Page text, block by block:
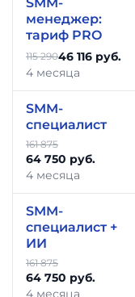
менеджер:
тариф PRO
115 29046 116 руб.
4 месяца
SMM-
специалист
161 875
64 750 руб.
4 месяца
SMM-
специалист +
ИИ
161 875
64 750 руб.
4 месяца